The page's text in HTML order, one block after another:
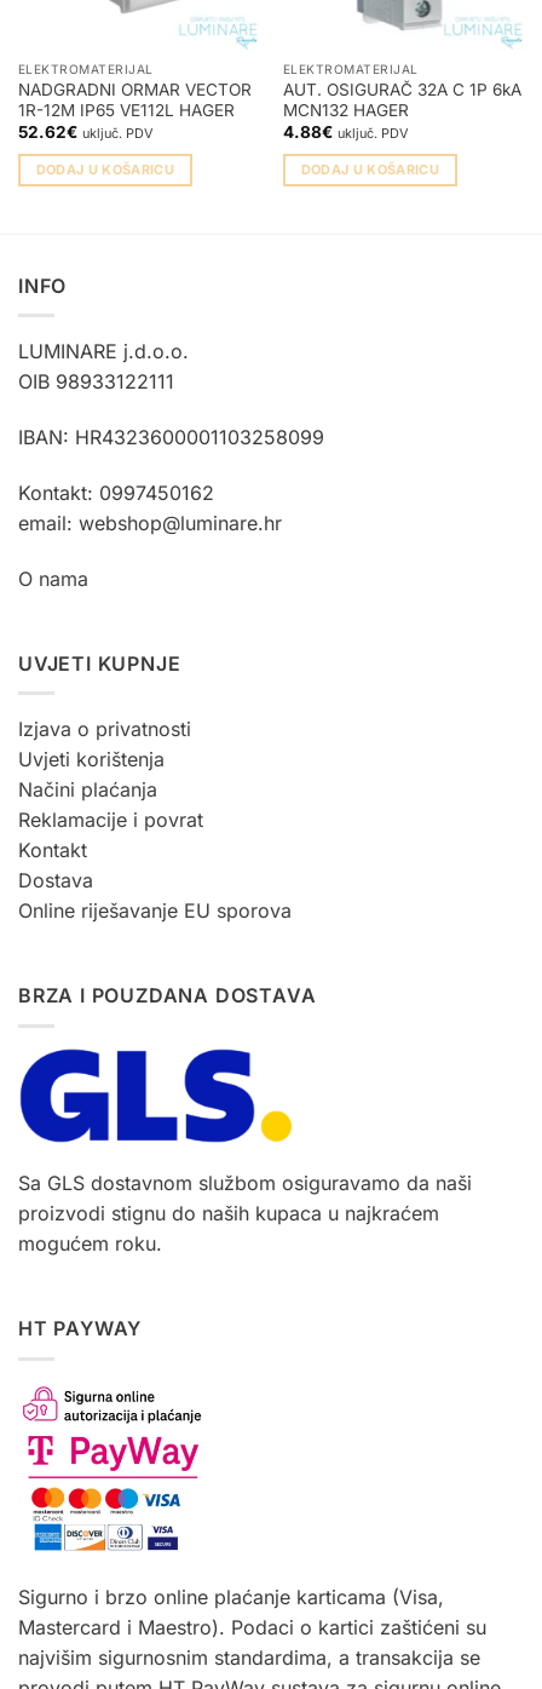
ELEKTROMATERIJAL
NADGRADNI ORMAR VECTOR
1R-12M IP65 VE112L HAGER
52.62€ uključ. PDV
DODAJ U KOŠARICU
ELEKTROMATERIJAL
AUT. OSIGURAČ 32A C 1P 6kA
MCN132 HAGER
4.88€ uključ. PDV
DODAJ U KOŠARICU
INFO
LUMINARE j.d.o.o.
OIB 98933122111
IBAN: HR4323600001103258099
Kontakt: 0997450162
email: webshop@luminare.hr
O nama
UVJETI KUPNJE
Izjava o privatnosti
Uvjeti korištenja
Načini plaćanja
Reklamacije i povrat
Kontakt
Dostava
Online riješavanje EU sporova
BRZA I POUZDANA DOSTAVA
Sa GLS dostavnom službom osiguravamo da naši
proizvodi stignu do naših kupaca u najkraćem
mogućem roku.
HT PAYWAY
Sigurno i brzo online plaćanje karticama (Visa,
Mastercard i Maestro). Podaci o kartici zaštićeni su
najvišim sigurnosnim standardima, a transakcija se